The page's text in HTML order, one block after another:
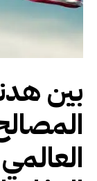
بين